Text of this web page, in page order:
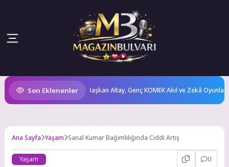
Son Eklenenler
Çıkarıyor Başkan Altay, Genç KOMEK Akıl ve Zekâ
Ana Sayfa Yaşam Sanal Kumar Bağımlılığında Ciddi Artış
Yaşam 0